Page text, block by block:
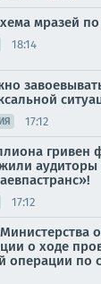
мразей
18:14
17:12
гривен
аудиторы
17:12
о ходе
операции по